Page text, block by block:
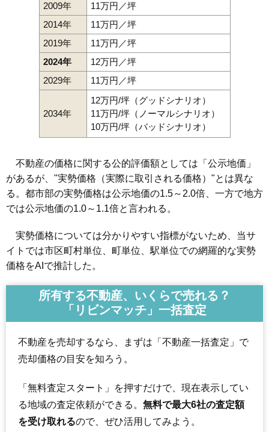
2009年
11万円／坪
2014年
11万円／坪
2019年
11万円／坪
2024年
12万円／坪
2029年
11万円／坪
2034年
12万円/坪（グッドシナリオ）
11万円/坪（ノーマルシナリオ）
10万円/坪（バッドシナリオ）
不動産の価格に関する公的評価額としては「公示地価」
があるが、"実勢価格（実際に取引される価格）"とは異な
る。都市部の実勢価格は公示地価の1.5～2.0倍、一方で地方
では公示地価の1.0～1.1倍と言われる。
実勢価格については分かりやすい指標がないため、当サ
イトでは市区町村単位、町単位、駅単位での網羅的な実勢
価格をAIで推計した。
所有する不動産、いくらで売れる？
「リビンマッチ」一括査定
不動産を売却するなら、まずは「不動産一括査定」で
売却価格の目安を知ろう。
「無料査定スタート」を押すだけで、現在表示してい
る地域の査定依頼ができる。 無料で最大6社の査定額
を受け取れるので、ぜひ活用してみよう。